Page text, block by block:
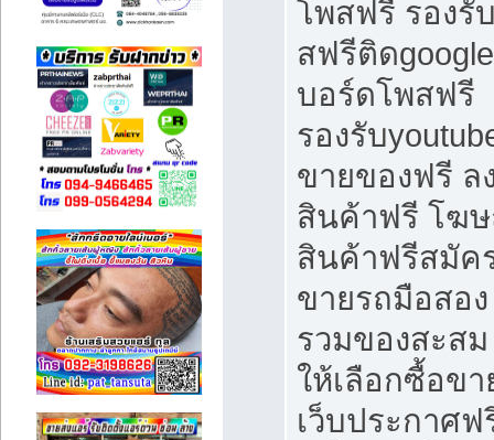
โพสฟรี รองรั
สฟรีติด
บอร์ดโพสฟรี
รองรับ
ขายของฟรี
สินค้าฟรี โฆ
สินค้าฟรีสมัค
ขายรถมือสอ
รวมของสะส
ให้เลือกซื้อขา
เว็บประกาศฟ